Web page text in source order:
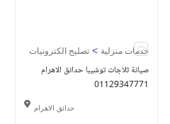
خدمات منزلية > تصليح الكترونيات
صيانة ثلاجات توشيبا حدائق الاهرام
01129347771
حدائق الاهرام